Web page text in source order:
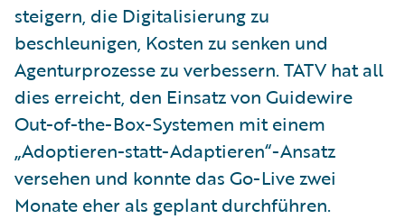
steigern, die Digitalisierung zu
beschleunigen, Kosten zu senken und
Agenturprozesse zu verbessern. TATV hat all
dies erreicht, den Einsatz von Guidewire
Out-of-the-Box-Systemen mit einem
„Adoptieren-statt-Adaptieren“-Ansatz
versehen und konnte das Go-Live zwei
Monate eher als geplant durchführen.